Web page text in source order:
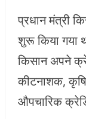
प्रधान मंत्री
शुरू किया गया
किसान अपने
कीटनाशक,
औपचारिक